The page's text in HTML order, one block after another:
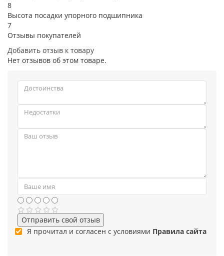
8
Высота посадки упорного подшипника
7
Отзывы покупателей
Добавить отзыв к товару
Нет отзывов об этом товаре.
Отправить свой отзыв
Я прочитал и согласен с условиями Правила сайта